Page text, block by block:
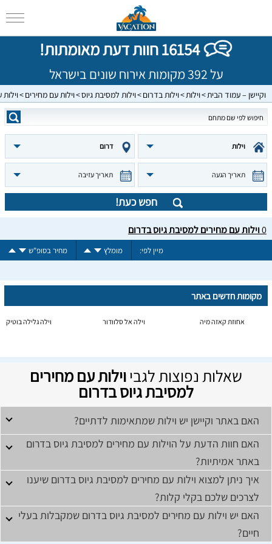
16154 חוות דעת מאומתות!
על 392 מקומות אירוח שונים בישראל
וקיישן – עמוד הבית וילות וילות בדרום וילות למסיבת גיוס וילות עם מחירים
וילות דרום
תאריך הגעה תאריך עזיבה
חפש כעת!
0וילות עם מחירים למסיבת גיוס בדרום
מיין לפי: מומלץ מחיר בסופ"ש
מקומות חדשים באתר
אחוזת קאזה מיה וילה אל סלוודור וילה גלילה בוטיק
שאלות נפוצות לגביוילות עם מחירים
למסיבת גיוס בדרום
האם באתר וקיישן יש וילות שמתאימות לדתיים?
האם חוות הדעת על הוילות עם מחירים למסיבת גיוס בדרום
באתר אמיתיות?
איך ניתן למצוא וילות עם מחירים למסיבת גיוס בדרום שיענו
לצרכים שלכם בקלי קלות?
האם יש וילות עם מחירים למסיבת גיוס בדרום שמקבלות בעלי
חיים?